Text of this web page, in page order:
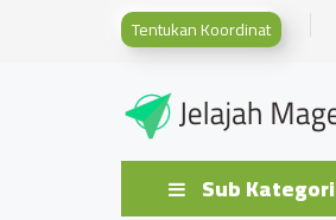
Tentukan Koordinat
Sub Kategori